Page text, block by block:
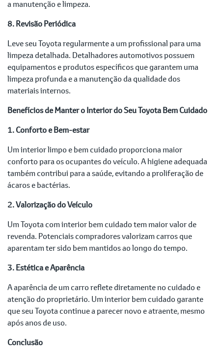
a manutenção e limpeza.
8. Revisão Periódica
Leve seu Toyota regularmente a um profissional para uma
limpeza detalhada. Detalhadores automotivos possuem
equipamentos e produtos específicos que garantem uma
limpeza profunda e a manutenção da qualidade dos
materiais internos.
Benefícios de Manter o Interior do Seu Toyota Bem Cuidado
1. Conforto e Bem-estar
Um interior limpo e bem cuidado proporciona maior
conforto para os ocupantes do veículo. A higiene adequada
também contribui para a saúde, evitando a proliferação de
ácaros e bactérias.
2. Valorização do Veículo
Um Toyota com interior bem cuidado tem maior valor de
revenda. Potenciais compradores valorizam carros que
aparentam ter sido bem mantidos ao longo do tempo.
3. Estética e Aparência
A aparência de um carro reflete diretamente no cuidado e
atenção do proprietário. Um interior bem cuidado garante
que seu Toyota continue a parecer novo e atraente, mesmo
após anos de uso.
Conclusão